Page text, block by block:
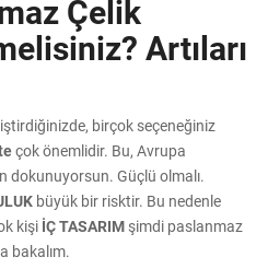
Çelik
Artıları
birçok seçeneğiniz
çok önemlidir. Bu, Avrupa
dokunuyorsun. Güçlü olmalı.
büyük bir risktir. Bu nedenle
kişi İÇ TASARIM şimdi paslanmaz
bakalım.